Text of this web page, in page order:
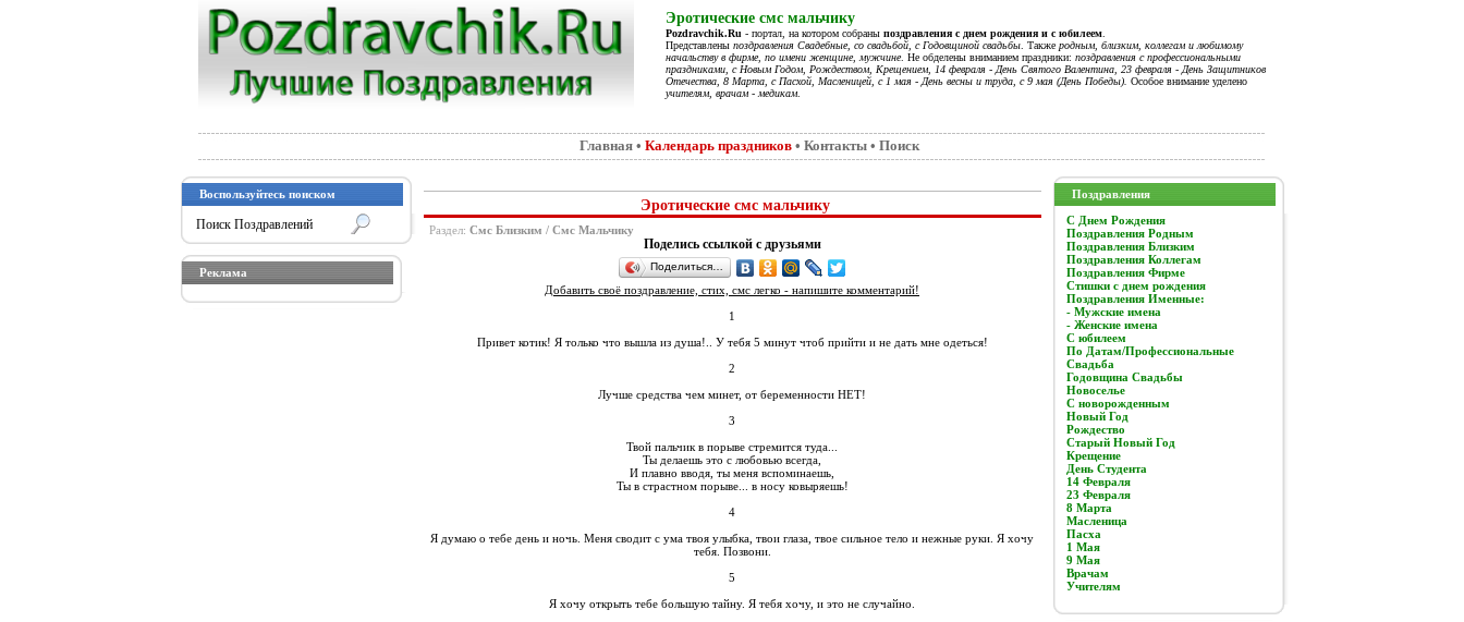
Эротические смс мальчику
Pozdravchik.Ru - портал, на котором собраны поздравления с днем рождения и с юбилеем
Представлены поздравления Свадебные, со свадьбой, с Годовщиной свадьбы . Также родным, близким, коллегам и любимому
начальству в фирме, по имени женщине, мужчине. Не обделены вниманием праздники: поздравления с профессиональными
праздниками, с Новым Годом, Рождеством, Крещением, 14 февраля - День Святого Валентина, 23 февраля - День Защитников
Отечества, 8 Марта, с Пасхой, Масленицей, с 1 мая - День весны и труда, с 9 мая (День Победы). Особое внимание уделено
учителям, врачам - медикам
Главная • Календарь праздников • Контакты • Поиск
Воспользуйтесь поиском
Реклама
Эротические смс мальчику
Раздел: Смс Близким / Смс Мальчику
Поделись ссылкой с друзьями
Поделиться…
Добавить своё поздравление, стих, смс легко - напишите комментарий!
1
Привет котик! Я только что вышла из душа!.. У тебя 5 минут чтоб прийти и не дать мне одеться!
2
Лучше средства чем минет, от беременности НЕТ!
3
Твой пальчик в порыве стремится туда...
Ты делаешь это с любовью всегда,
И плавно вводя, ты меня вспоминаешь,
Ты в страстном порыве... в носу ковыряешь!
4
Я думаю о тебе день и ночь. Меня сводит с ума твоя улыбка, твои глаза, твое сильное тело и нежные руки. Я хочу
тебя. Позвони.
5
Я хочу открыть тебе большую тайну. Я тебя хочу, и это не случайно.
Поздравления
C Днем Рождения
Поздравления Родным
Поздравления Близким
Поздравления Коллегам
Поздравления Фирме
Стишки с днем рождения
Поздравления Именные:
- Мужские имена
- Женские имена
С юбилеем
По Датам/Профессиональные
Свадьба
Годовщина Свадьбы
Новоселье
С новорожденным
Новый Год
Рождество
Старый Новый Год
Крещение
День Студента
14 Февраля
23 Февраля
8 Марта
Масленица
Пасха
1 Мая
9 Мая
Врачам
Учителям